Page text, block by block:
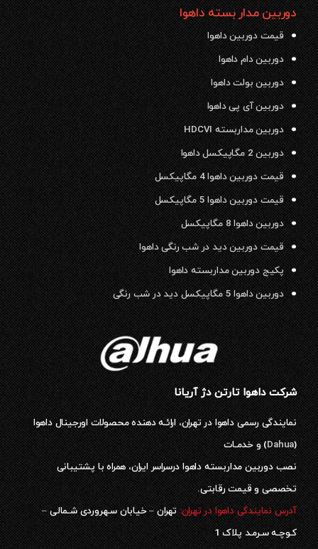
دوربین مدار بسته داهوا
قیمت دوربین داهوا
دوربین دام داهوا
دوربین بولت داهوا
دوربین آی پی داهوا
دوربین مداربسته HDCVI
دوربین 2 مگاپیکسل داهوا
قیمت دوربین داهوا 4 مگاپیکسل
قیمت دوربین داهوا 5 مگاپیکسل
دوربین داهوا 8 مگاپیکسل
قیمت دوربین دید در شب رنگی داهوا
پکیج دوربین مداربسته داهوا
دوربین داهوا 5 مگاپیکسل دید در شب رنگی
شرکت داهوا تارتن دژ آریانا
نمایندگی رسمی داهوا در تهران، ارائـه دهنده محصولات اورجینال داهوا
(
Dahua) و خدمـات
نصب دوربین مداربسته داهوا درسراسر ایران، همراه با پشتیبانی
تخصصی و قیمت رقابتی.
آدرس نمایندگی داهوا در تهران:تهران – خیابان سـهروردی شـمالی –
کـوچـه سـرمـد پلاک 1